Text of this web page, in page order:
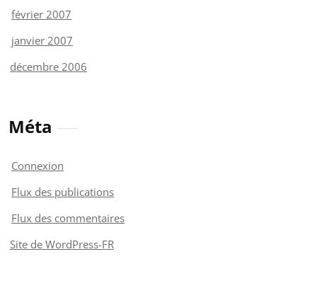
février 2007
janvier 2007
décembre 2006
Méta
Connexion
Flux des publications
Flux des commentaires
Site de WordPress-FR